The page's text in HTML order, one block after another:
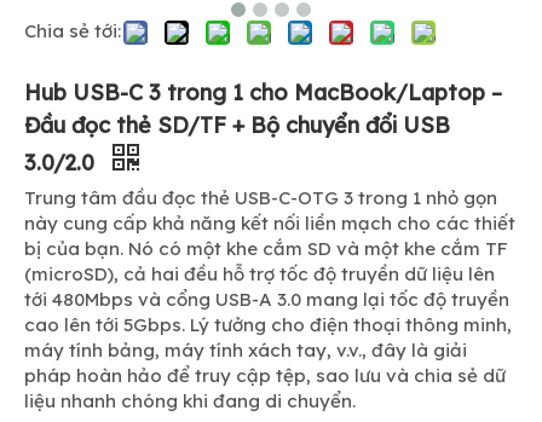
Chia sẻ tới:
Hub USB-C 3 trong 1 cho MacBook/Laptop –
Đầu đọc thẻ SD/TF + Bộ chuyển đổi USB
3.0/2.0
Trung tâm đầu đọc thẻ USB-C-OTG 3 trong 1 nhỏ gọn
này cung cấp khả năng kết nối liền mạch cho các thiết
bị của bạn. Nó có một khe cắm SD và một khe cắm TF
(microSD), cả hai đều hỗ trợ tốc độ truyền dữ liệu lên
tới 480Mbps và cổng USB-A 3.0 mang lại tốc độ truyền
cao lên tới 5Gbps. Lý tưởng cho điện thoại thông minh,
máy tính bảng, máy tính xách tay, v.v., đây là giải
pháp hoàn hảo để truy cập tệp, sao lưu và chia sẻ dữ
liệu nhanh chóng khi đang di chuyển.